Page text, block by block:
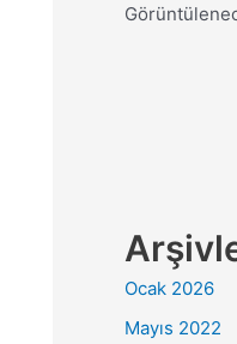
Ocak 2026
Mayıs 2022